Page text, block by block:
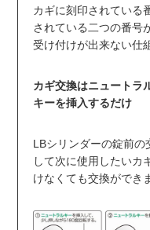
カギに刻印されている
されている二つの番号
受け付けが出来ない仕
カギ交換はニュートラ
キーを挿入するだけ
LBシリンダーの錠前の
して次に使用したいカ
けなくても交換ができ